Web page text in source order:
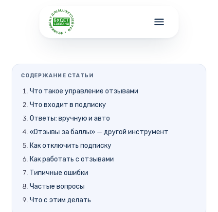
ФУЛФИЛМЕНТ ДЛЯ МАРКЕТПЛЕЙСОВ •
СОДЕРЖАНИЕ СТАТЬИ
Что такое управление отзывами
Что входит в подписку
Ответы: вручную и авто
«Отзывы за баллы» — другой инструмент
Как отключить подписку
Как работать с отзывами
Типичные ошибки
Частые вопросы
Что с этим делать